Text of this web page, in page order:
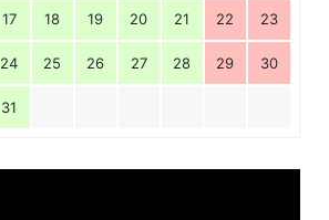
17 18 19 20 21 22 23
24 25 26 27 28 29 30
31